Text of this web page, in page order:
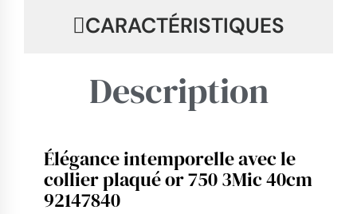
9.4
CARACTÉRISTIQUES
Description
Élégance intemporelle avec le
collier plaqué or 750 3Mic 40cm
92147840